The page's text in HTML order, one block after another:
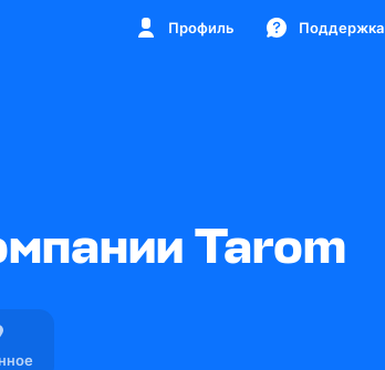
Профиль Поддержка
Tarom